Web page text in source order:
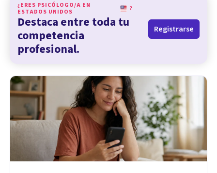
¿ERES PSICÓLOGO/A EN
ESTADOS UNIDOS
?
Destaca entre toda tu
competencia
profesional.
Registrarse